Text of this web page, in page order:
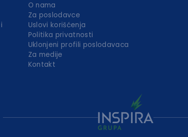
O nama
Za poslodavce
Uslovi korišćenja
Politika privatnosti
Uklonjeni profili poslodavaca
Za medije
Kontakt